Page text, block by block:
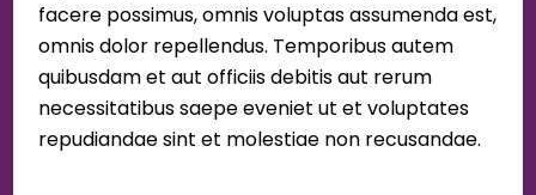
facere possimus, omnis voluptas assumenda est,
omnis dolor repellendus. Temporibus autem
quibusdam et aut officiis debitis aut rerum
necessitatibus saepe eveniet ut et voluptates
repudiandae sint et molestiae non recusandae.